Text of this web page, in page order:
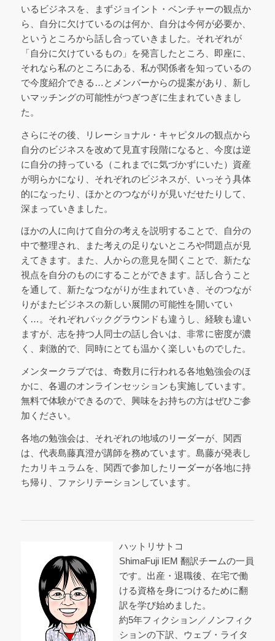
いるビジネスを、まずジョイント・ベンチャーの観点か
ら、自分に欠けているのは何か、自分は今何が必要か、
というところから話し合っていきました。それぞれが
「自分に欠けているもの」を発言したところ、即座に、
それなら私のところにある、私が関係者を知っているの
で今度紹介できる…とメンバーからの提案があり、新し
いマッチングの可能性がつぎつぎに生まれていきまし
た。
さらにその後、リレーショナル・キャピタルの観点から
自分のビジネスを改めて見直す段階になると、今度は逆
に自分の持っている（これまでに気づかずにいた）資産
が明らかになり、それぞれのビジネスが、いっそう具体
的になったり、ほかとのつながりが見いだせたりして、
深まっていきました。
ほかの人に向けて自分の考えを説明することで、自分の
中で整理され、また考えの足りないところや問題点が見
えてきます。また、人からの意見を聞くことで、新たな
視点を自分のものにすることができます。話し合うこと
を通して、新たなつながりが生まれていき、そのつなが
りがまたビジネスの新しい展開の可能性を開いてい
く…。それぞれバックグラウンドも違うし、経験も違い
ますが、志を持つ人同士の話し合いは、非常に密度が濃
く、刺激的で、同時にとても温かく楽しいものでした。
メンタークラブでは、奇数月に行われる各地勉強会のほ
かに、各週のオンラインセッションも実施しています。
無料で体験ができるので、興味をお持ちの方はぜひご参
加ください。
各地の勉強会は、それぞれの地域のリーダーが、関西
は、代表島藤真澄が講師を務めています。島藤が発表し
たカリキュラムを、関西で参加したリーダーが各地に持
ち帰り、ファシリテーションしています。
ハットリサトコ
ShimaFuji IEM 翻訳チームの一員
です。出産・退職後、在宅で働
ける資格を身につけるために翻
訳を学び始めました。
約5年フィクション／ノンフィク
ションの下訳、ウェブ・ライタ